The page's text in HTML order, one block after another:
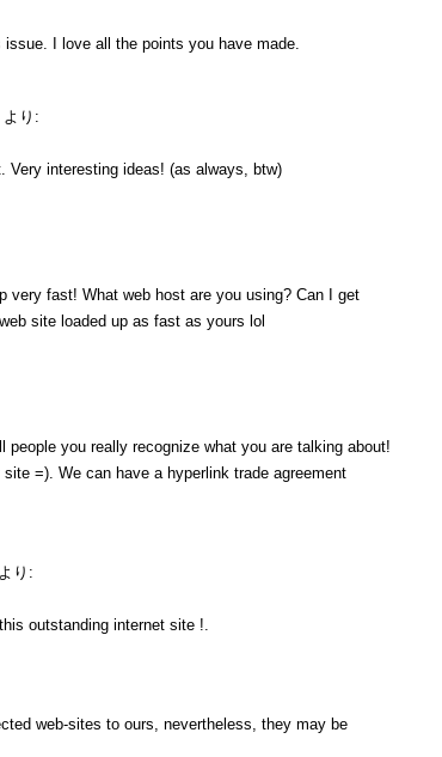
I love all the points you have made.
より:
Very interesting ideas! (as always, btw)
very fast! What web host are you using? Can I get
site loaded up as fast as yours lol
you really recognize what you are talking about!
=). We can have a hyperlink trade agreement
より:
outstanding internet site !.
web-sites to ours, nevertheless, they may be